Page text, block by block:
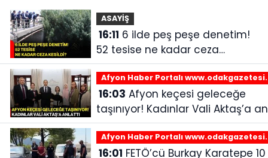
ASAYİŞ
16:11
52 tesise ne kadar ceza
kesildi?
Afyon Haber Portalı
16:03
taşınıyor! Kadınlar Vali Aktaş’a
Afyon Haber Portalı
16:01